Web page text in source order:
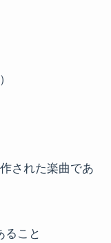
された楽曲であ
ること